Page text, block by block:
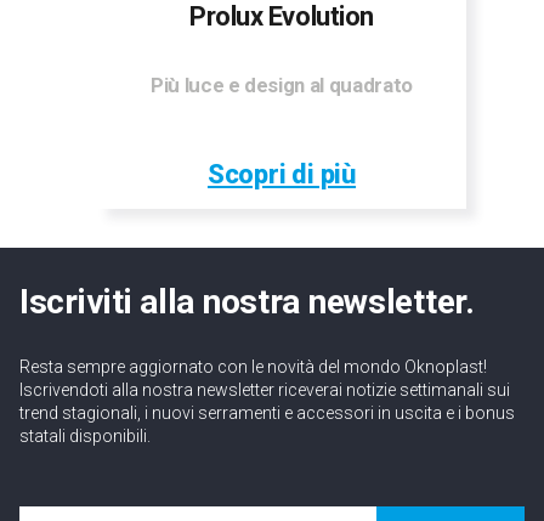
Prolux Evolution
Più luce e design al quadrato
Scopri di più
Iscriviti alla nostra newsletter.
Resta sempre aggiornato con le novità del mondo Oknoplast!
Iscrivendoti alla nostra newsletter riceverai notizie settimanali sui
trend stagionali, i nuovi serramenti e accessori in uscita e i bonus
statali disponibili.